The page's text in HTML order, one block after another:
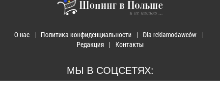
Шопинг в Польше
и не только ...
О нас Политика конфиденциальности
Dla reklamodawców
Редакция
Контакты
МЫ В СОЦСЕТЯХ: